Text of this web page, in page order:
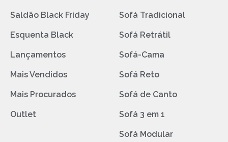
Saldão Black Friday
Esquenta Black
Lançamentos
Mais Vendidos
Mais Procurados
Outlet
Sofá Tradicional
Sofá Retrátil
Sofá-Cama
Sofá Reto
Sofá de Canto
Sofá 3 em 1
Sofá Modular